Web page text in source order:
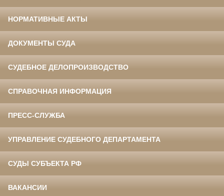
НОРМАТИВНЫЕ АКТЫ
ДОКУМЕНТЫ СУДА
СУДЕБНОЕ ДЕЛОПРОИЗВОДСТВО
СПРАВОЧНАЯ ИНФОРМАЦИЯ
ПРЕСС-СЛУЖБА
УПРАВЛЕНИЕ СУДЕБНОГО ДЕПАРТАМЕНТА
СУДЫ СУБЪЕКТА РФ
ВАКАНСИИ